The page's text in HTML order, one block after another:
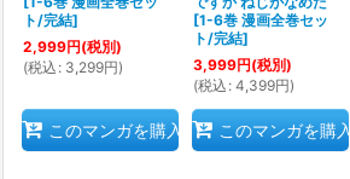
ト/完結]
2,999円(税別)
(税込 : 3,299円)
このマンガを購入
[1-6巻 漫画全巻セッ
ト/完結]
3,999円(税別)
(税込 : 4,399円)
このマンガを購入